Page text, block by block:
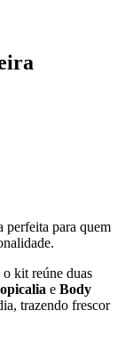
perfeita para quem
kit reúne duas
e Body
trazendo frescor